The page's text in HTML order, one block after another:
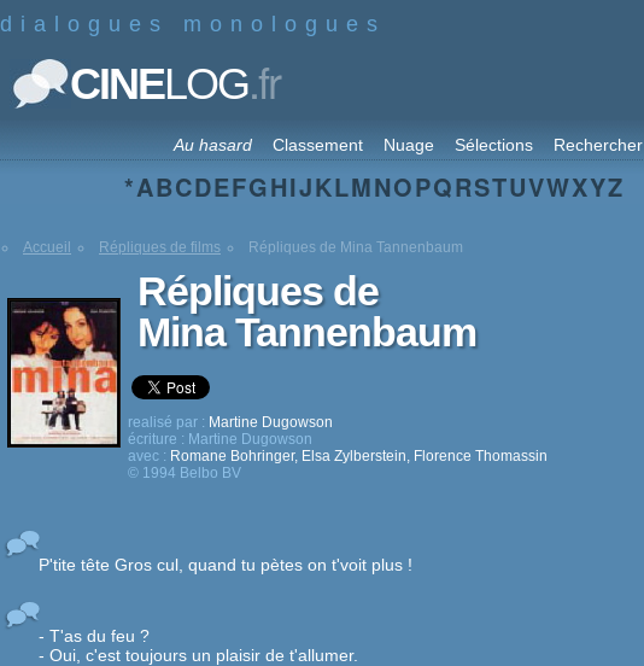
dialogues monologues
CINELOG.fr
Au hasard Classement Nuage Sélections Rechercher
*ABCDEFGHIJKLMNOPQRSTUVWXYZ
Accueil Répliques de films Répliques de Mina Tannenbaum
Répliques de
Mina Tannenbaum
realisé par : Martine Dugowson
écriture : Martine Dugowson
avec : Romane Bohringer, Elsa Zylberstein, Florence Thomassin
© 1994 Belbo BV
P'tite tête Gros cul, quand tu pètes on t'voit plus !
- T'as du feu ?
- Oui, c'est toujours un plaisir de t'allumer.